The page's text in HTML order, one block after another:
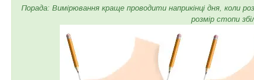
Порада: Вимірювання краще проводити наприкінці дня, коли
розмір стопи